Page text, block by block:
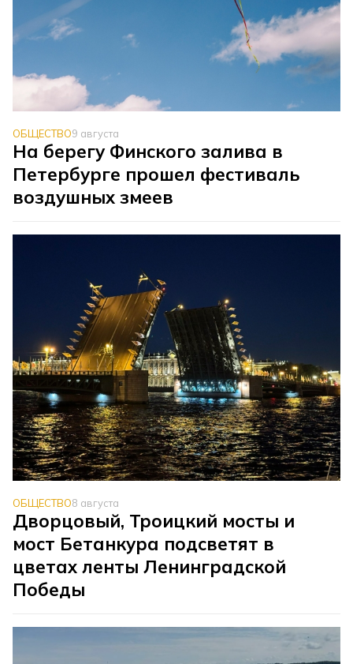
ОБЩЕСТВО9 августа
На берегу Финского залива в
Петербурге прошел фестиваль
воздушных змеев
ОБЩЕСТВО8 августа
Дворцовый, Троицкий мосты и
мост Бетанкура подсветят в
цветах ленты Ленинградской
Победы